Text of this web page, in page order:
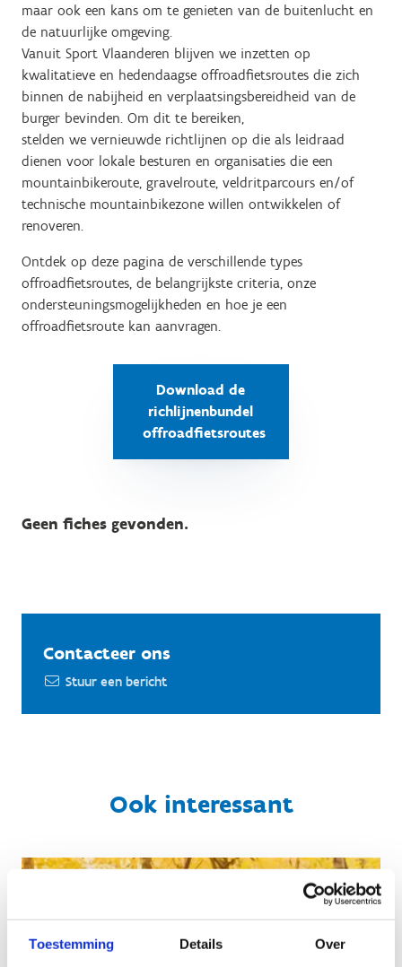
Toestemming Details Over
maar ook een kans om te genieten van de buitenlucht en
de natuurlijke omgeving.
Vanuit Sport Vlaanderen blijven we inzetten op
kwalitatieve en hedendaagse offroadfietsroutes die zich
binnen de nabijheid en verplaatsingsbereidheid van de
burger bevinden. Om dit te bereiken,
stelden we vernieuwde richtlijnen op die als leidraad
dienen voor lokale besturen en organisaties die een
mountainbikeroute, gravelroute, veldritparcours en/of
technische mountainbikezone willen ontwikkelen of
renoveren.
Ontdek op deze pagina de verschillende types
offroadfietsroutes, de belangrijkste criteria, onze
ondersteuningsmogelijkheden en hoe je een
offroadfietsroute kan aanvragen.
Download de
richlijnenbundel
offroadfietsroutes
Geen fiches gevonden.
Contacteer ons
Stuur een bericht
Ook interessant